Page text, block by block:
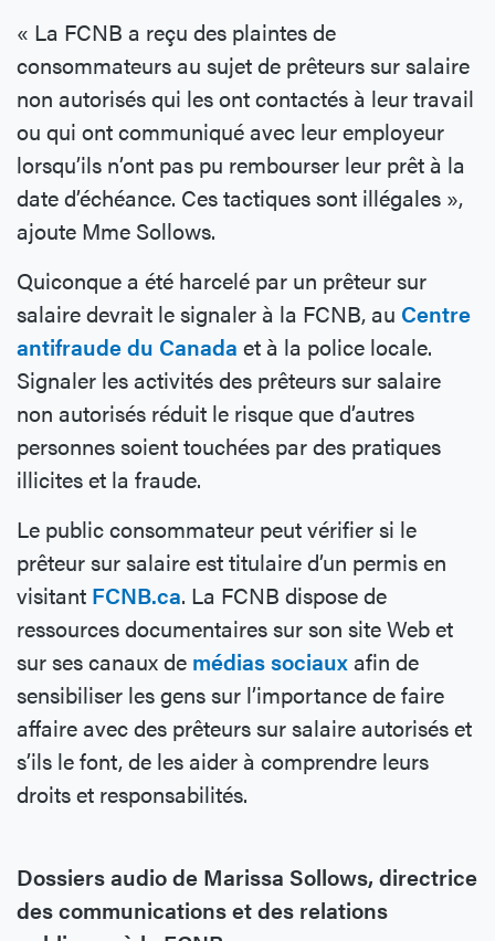
« La FCNB a reçu des plaintes de
consommateurs au sujet de prêteurs sur salaire
non autorisés qui les ont contactés à leur travail
ou qui ont communiqué avec leur employeur
lorsqu’ils n’ont pas pu rembourser leur prêt à la
date d’échéance. Ces tactiques sont illégales »,
ajoute Mme Sollows.
Quiconque a été harcelé par un prêteur sur
salaire devrait le signaler à la FCNB, au Centre
antifraude du Canada et à la police locale.
Signaler les activités des prêteurs sur salaire
non autorisés réduit le risque que d’autres
personnes soient touchées par des pratiques
illicites et la fraude.
Le public consommateur peut vérifier si le
prêteur sur salaire est titulaire d’un permis en
visitant FCNB.ca. La FCNB dispose de
ressources documentaires sur son site Web et
sur ses canaux de médias sociauxafin de
sensibiliser les gens sur l’importance de faire
affaire avec des prêteurs sur salaire autorisés et
s’ils le font, de les aider à comprendre leurs
droits et responsabilités.
Dossiers audio de Marissa Sollows, directrice
des communications et des relations